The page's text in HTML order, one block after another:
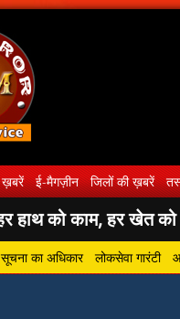
ई-मैगज़ीन जिलों की ख़बरें
हाथ को काम, हर खेत को
सूचना का अधिकार लोकसेवा गारंटी